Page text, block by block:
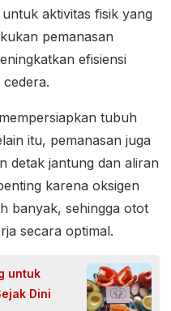
aktivitas fisik yang
pemanasan
efisiensi
tubuh
itu, pemanasan juga
detak jantung dan aliran
karena oksigen
banyak, sehingga otot
secara optimal.
untuk
Dini